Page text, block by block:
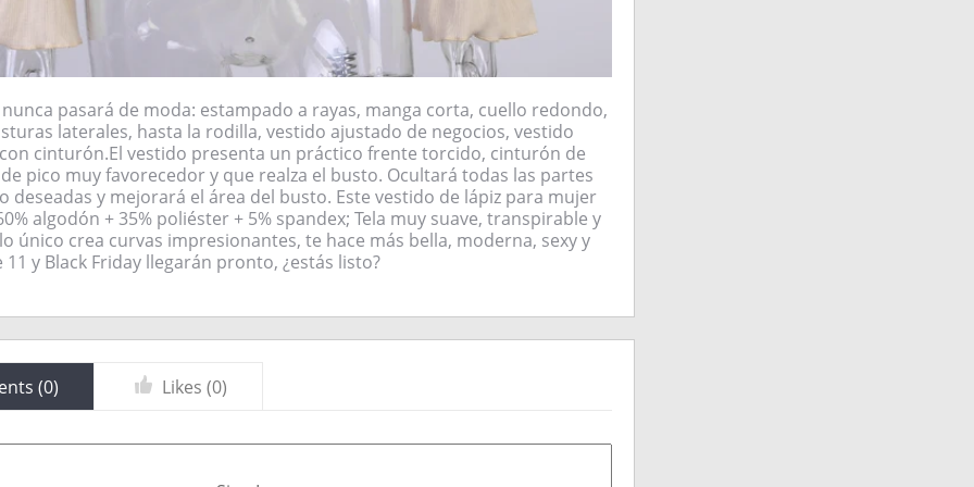
pasará de moda: estampado a rayas, manga corta, cuello redondo,
laterales, hasta la rodilla, vestido ajustado de negocios, vestido
cinturón.El vestido presenta un práctico frente torcido, cinturón de
pico muy favorecedor y que realza el busto. Ocultará todas las partes
deseadas y mejorará el área del busto. Este vestido de lápiz para mujer
algodón + 35% poliéster + 5% spandex; Tela muy suave, transpirable y
único crea curvas impresionantes, te hace más bella, moderna, sexy y
y Black Friday llegarán pronto, ¿estás listo?
(0) Likes (0)